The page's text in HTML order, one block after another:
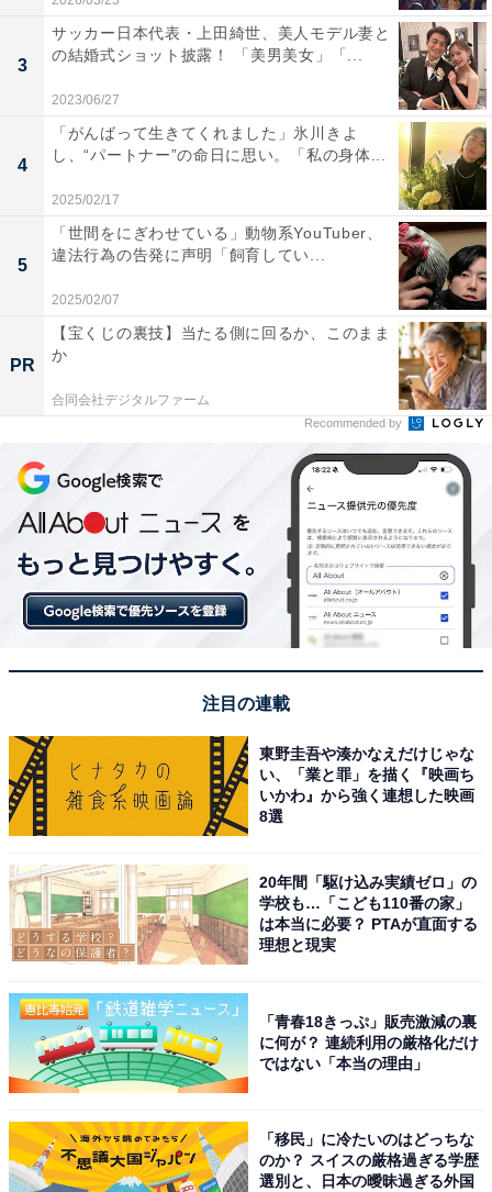
3
サッカー日本代表・上田綺世、美人モデル妻と
の結婚式ショット披露！ 「美男美女」「...
2023/06/27
4
「がんばって生きてくれました」氷川きよ
し、“パートナー”の命日に思い。「私の身体...
2025/02/17
5
「世間をにぎわせている」動物系YouTuber、
違法行為の告発に声明「飼育してい...
2025/02/07
PR
【宝くじの裏技】当たる側に回るか、このまま
か
合同会社デジタルファーム
Recommended by
注目の連載
東野圭吾や湊かなえだけじゃな
い、「業と罪」を描く『映画ち
いかわ』から強く連想した映画
8選
20年間「駆け込み実績ゼロ」の
学校も…「こども110番の家」
は本当に必要？ PTAが直面する
理想と現実
「青春18きっぷ」販売激減の裏
に何が？ 連続利用の厳格化だけ
ではない「本当の理由」
「移民」に冷たいのはどっちな
のか？ スイスの厳格過ぎる学歴
選別と、日本の曖昧過ぎる外国